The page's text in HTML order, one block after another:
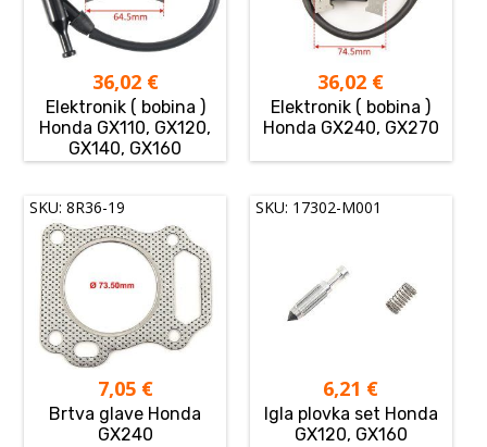
36,02 €
Elektronik ( bobina )
Honda GX110, GX120,
GX140, GX160
36,02 €
Elektronik ( bobina )
Honda GX240, GX270
SKU: 8R36-19
7,05 €
Brtva glave Honda
GX240
SKU: 17302-M001
6,21 €
Igla plovka set Honda
GX120, GX160